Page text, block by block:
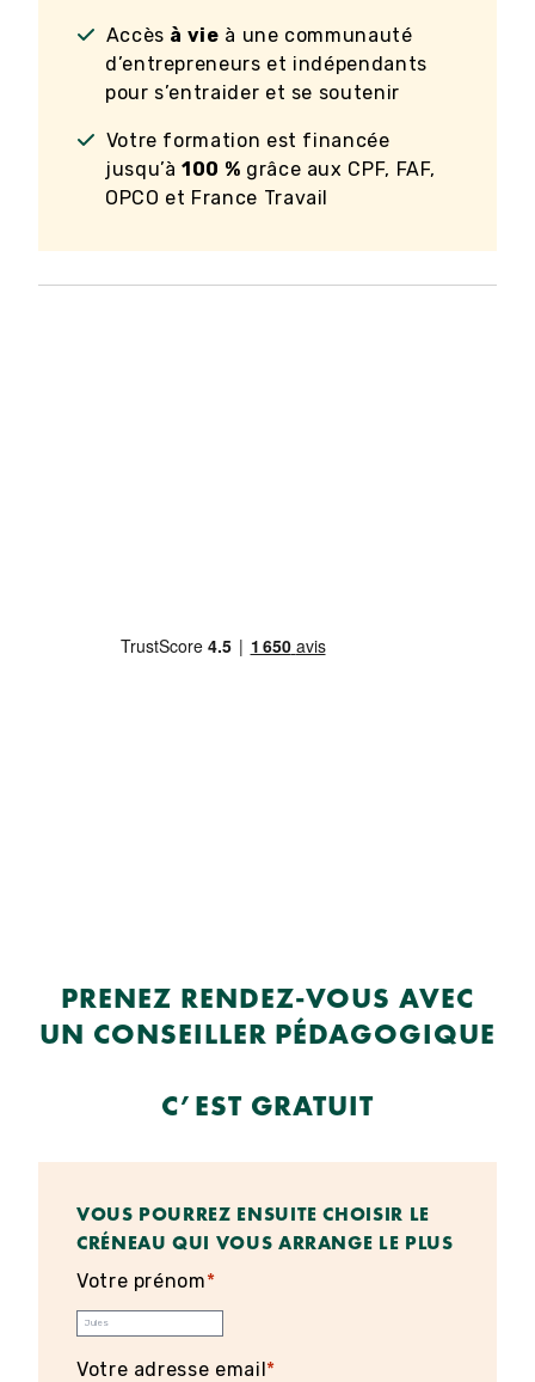
Accès à vie à une communauté
d’entrepreneurs et indépendants
pour s’entraider et se soutenir
Votre formation est financée
jusqu’à100 % grâce aux CPF, FAF,
OPCO et France Travail
PRENEZ RENDEZ-VOUS AVEC
UN CONSEILLER PÉDAGOGIQUE
C’EST GRATUIT
VOUS POURREZ ENSUITE CHOISIR LE
CRÉNEAU QUI VOUS ARRANGE LE PLUS
Votre prénom*
Votre adresse email*